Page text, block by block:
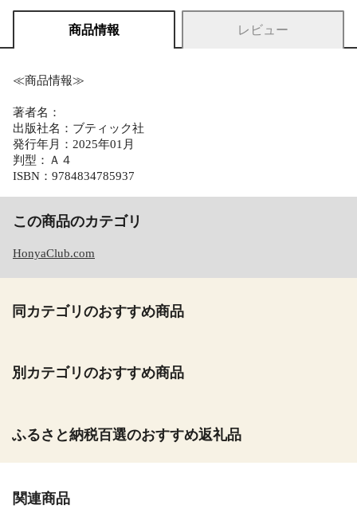
商品情報 レビュー
≪商品情報≫
著者名：
出版社名：ブティック社
発行年月：2025年01月
判型：Ａ４
ISBN：9784834785937
この商品のカテゴリ
HonyaClub.com
同カテゴリのおすすめ商品
別カテゴリのおすすめ商品
ふるさと納税百選のおすすめ返礼品
関連商品